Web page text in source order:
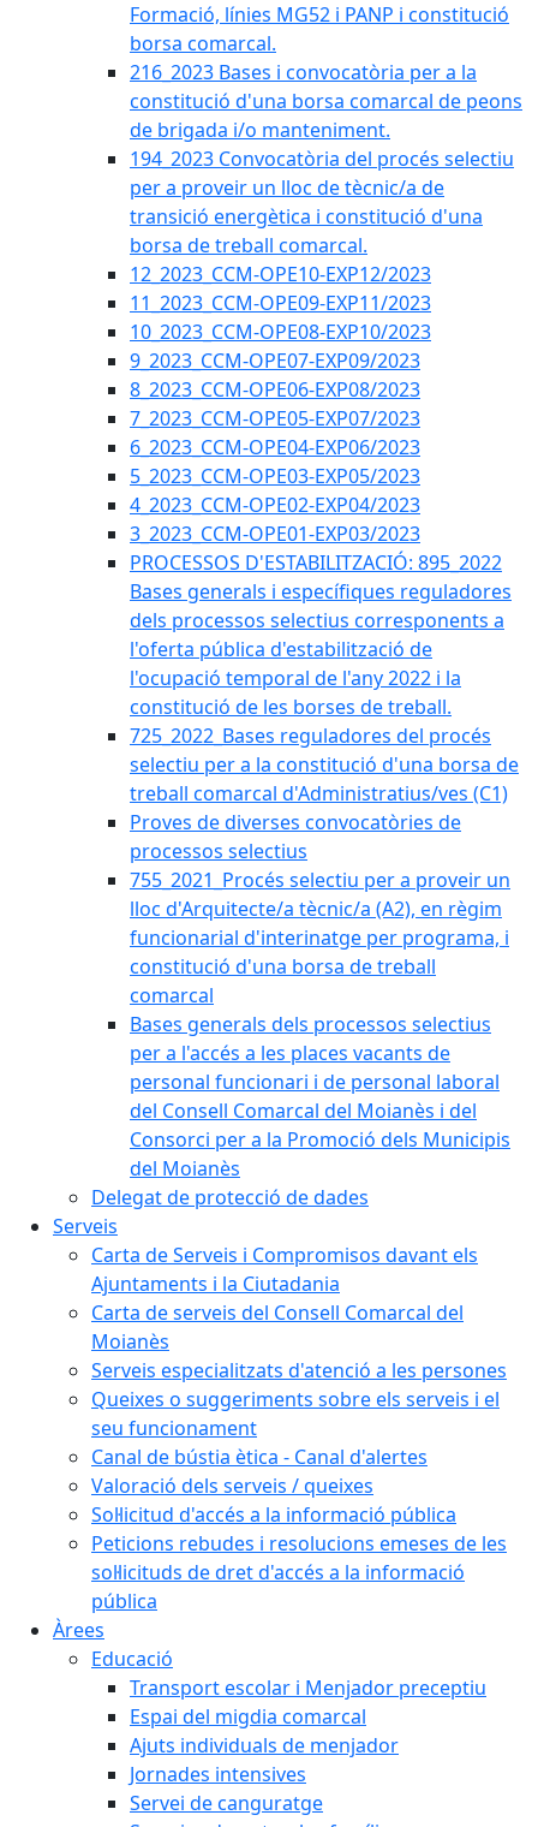
Formació, línies MG52 i PANP i constitució
borsa comarcal.
216_2023 Bases i convocatòria per a la
constitució d'una borsa comarcal de peons
de brigada i/o manteniment.
194_2023 Convocatòria del procés selectiu
per a proveir un lloc de tècnic/a de
transició energètica i constitució d'una
borsa de treball comarcal.
12_2023_CCM-OPE10-EXP12/2023
11_2023_CCM-OPE09-EXP11/2023
10_2023_CCM-OPE08-EXP10/2023
9_2023_CCM-OPE07-EXP09/2023
8_2023_CCM-OPE06-EXP08/2023
7_2023_CCM-OPE05-EXP07/2023
6_2023_CCM-OPE04-EXP06/2023
5_2023_CCM-OPE03-EXP05/2023
4_2023_CCM-OPE02-EXP04/2023
3_2023_CCM-OPE01-EXP03/2023
PROCESSOS D'ESTABILITZACIÓ: 895_2022
Bases generals i específiques reguladores
dels processos selectius corresponents a
l'oferta pública d'estabilització de
l'ocupació temporal de l'any 2022 i la
constitució de les borses de treball.
725_2022_Bases reguladores del procés
selectiu per a la constitució d'una borsa de
treball comarcal d'Administratius/ves (C1)
Proves de diverses convocatòries de
processos selectius
755_2021_Procés selectiu per a proveir un
lloc d'Arquitecte/a tècnic/a (A2), en règim
funcionarial d'interinatge per programa, i
constitució d'una borsa de treball
comarcal
Bases generals dels processos selectius
per a l'accés a les places vacants de
personal funcionari i de personal laboral
del Consell Comarcal del Moianès i del
Consorci per a la Promoció dels Municipis
del Moianès
Delegat de protecció de dades
Serveis
Carta de Serveis i Compromisos davant els
Ajuntaments i la Ciutadania
Carta de serveis del Consell Comarcal del
Moianès
Serveis especialitzats d'atenció a les persones
Queixes o suggeriments sobre els serveis i el
seu funcionament
Canal de bústia ètica - Canal d'alertes
Valoració dels serveis / queixes
Sol·licitud d'accés a la informació pública
Peticions rebudes i resolucions emeses de les
sol·licituds de dret d'accés a la informació
pública
Àrees
Educació
Transport escolar i Menjador preceptiu
Espai del migdia comarcal
Ajuts individuals de menjador
Jornades intensives
Servei de canguratge